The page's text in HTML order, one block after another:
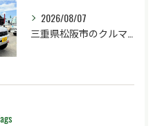
2026/08/07